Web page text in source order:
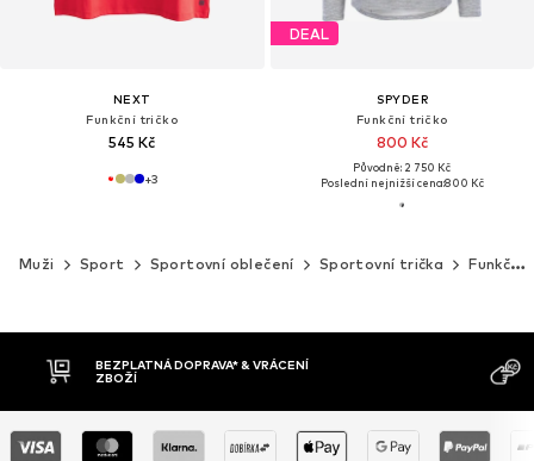
NEXT
Funkční tričko
545 Kč
+3
DEAL
SPYDER
Funkční tričko
800 Kč
Původně: 2 750 Kč
Poslední nejnižší cena:800 Kč
Muži Sport Sportovní oblečení Sportovní trička Funkční trička
DOPRAVA* & VRÁCENÍ